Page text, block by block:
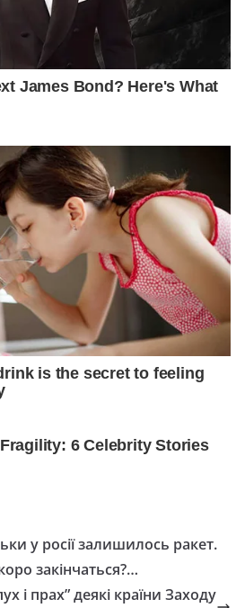
у росії залишилось ракет.
закінчаться?…
і прах” деякі країни Заходу